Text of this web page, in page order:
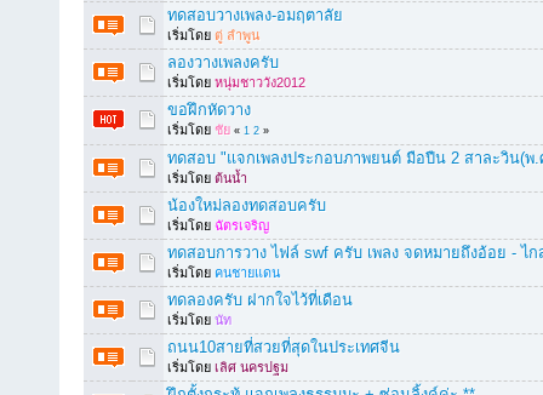
ทดสอบวางเพลง-อมฤตาลัย
เริ่มโดย ตู่ ลำพูน
ลองวางเพลงครับ
เริ่มโดย หนุ่มชาววัง2012
ขอฝึกหัดวาง
เริ่มโดย ชัย « 1 2 »
ทดสอบ "แจกเพลงประกอบภาพยนต์ มือปืน 2 สาละวิน(พ.
เริ่มโดย ต้นน้ำ
น้องใหม่ลองทดสอบครับ
เริ่มโดย ฉัตรเจริญ
ทดสอบการวาง ไฟล์ swf ครับ เพลง จดหมายถึงอ้อย - ไก
เริ่มโดย คนชายแดน
ทดลองครับ ฝากใจไว้ที่เดือน
เริ่มโดย นัท
ถนน10สายที่สวยที่สุดในประเทศจีน
เริ่มโดย เลิศ นครปฐม